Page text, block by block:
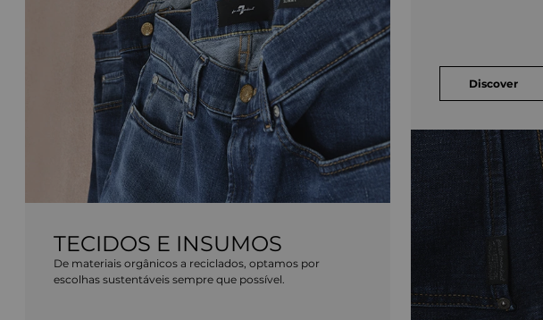
TECIDOS E INSUMOS
De materiais orgânicos a reciclados, optamos por
escolhas sustentáveis sempre que possível.
Discover